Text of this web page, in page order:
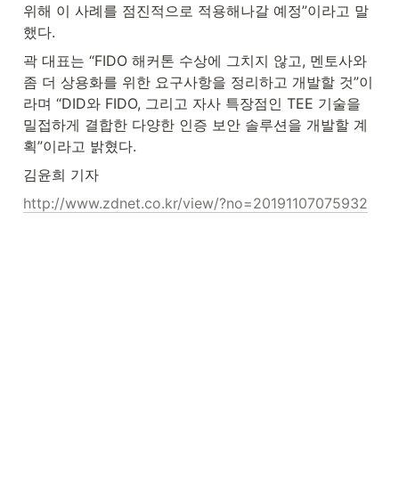
위해 이 사례를 점진적으로 적용해나갈 예정”이라고 말
했다.
곽 대표는 “FIDO 해커톤 수상에 그치지 않고, 멘토사와
좀 더 상용화를 위한 요구사항을 정리하고 개발할 것”이
라며 “DID와 FIDO, 그리고 자사 특장점인 TEE 기술을
밀접하게 결합한 다양한 인증 보안 솔루션을 개발할 계
획”이라고 밝혔다.
김윤희 기자
http://www.zdnet.co.kr/view/?no=20191107075932